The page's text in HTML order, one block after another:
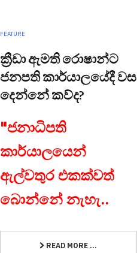
FEATURE
ක්‍රීඩා ඇමති රොෂාන්ට
ජනපති කාර්යාලයේදී වස
දෙන්නේ කව්ද?
"ජනාධිපති
කාර්යාලයෙන්
ඇල්වතුර එකක්වත්
බොන්නේ නැහැ..
READ MORE ...